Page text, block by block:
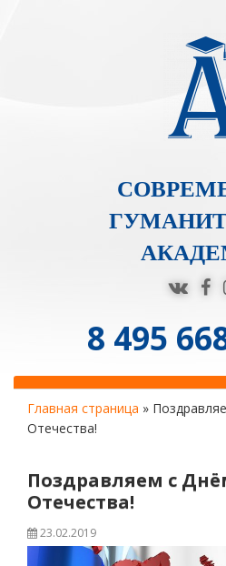
8 495
Главная страница »
Отечества!
Поздравляем с
Отечества!
23.02.2019